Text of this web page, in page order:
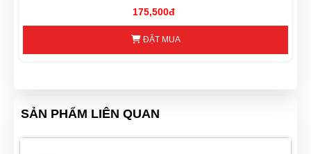
175,500đ
ĐẶT MUA
SẢN PHẨM LIÊN QUAN